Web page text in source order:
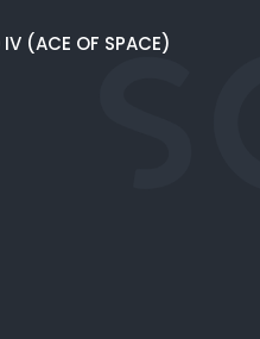
IV (ACE OF SPACE)